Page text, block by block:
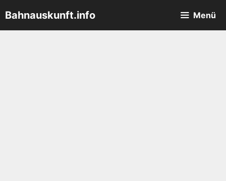
Inhalt
springen
Bahnauskunft.info Menü